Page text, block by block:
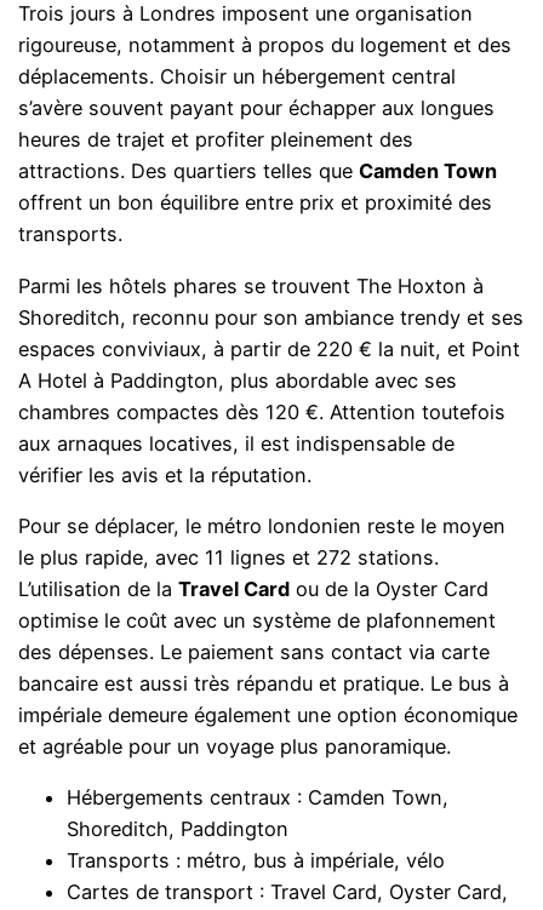
Trois jours à Londres imposent une organisation
rigoureuse, notamment à propos du logement et des
déplacements. Choisir un hébergement central
s’avère souvent payant pour échapper aux longues
heures de trajet et profiter pleinement des
attractions. Des quartiers telles queCamden Town
offrent un bon équilibre entre prix et proximité des
transports.
Parmi les hôtels phares se trouvent The Hoxton à
Shoreditch, reconnu pour son ambiance trendy et ses
espaces conviviaux, à partir de 220 € la nuit, et Point
A Hotel à Paddington, plus abordable avec ses
chambres compactes dès 120 €. Attention toutefois
aux arnaques locatives, il est indispensable de
vérifier les avis et la réputation.
Pour se déplacer, le métro londonien reste le moyen
le plus rapide, avec 11 lignes et 272 stations.
L’utilisation de laTravel Card ou de la Oyster Card
optimise le coût avec un système de plafonnement
des dépenses. Le paiement sans contact via carte
bancaire est aussi très répandu et pratique. Le bus à
impériale demeure également une option économique
et agréable pour un voyage plus panoramique.
Hébergements centraux : Camden Town,
Shoreditch, Paddington
Transports : métro, bus à impériale, vélo
Cartes de transport : Travel Card, Oyster Card,